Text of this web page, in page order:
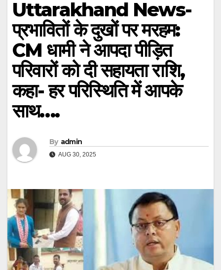
Uttarakhand News-
प्रभावितों के दुखों पर मरहम:
CM धामी ने आपदा पीड़ित
परिवारों को दी सहायता राशि,
कहा- हर परिस्थिति में आपके
साथ….
By admin
AUG 30, 2025